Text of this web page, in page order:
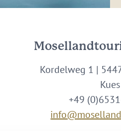
Kordelweg 1 |
Kues
+49